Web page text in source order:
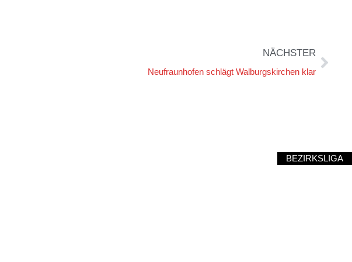
NÄCHSTER
Neufraunhofen schlägt Walburgskirchen klar
BEZIRKSLIGA